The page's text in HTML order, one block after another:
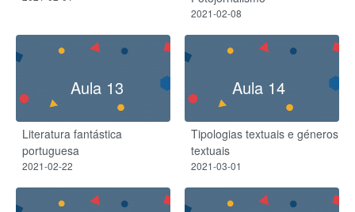
2021-02-08
Aula 13
Literatura fantástica
portuguesa
2021-02-22
Aula 14
Tipologias textuais e géneros
textuais
2021-03-01